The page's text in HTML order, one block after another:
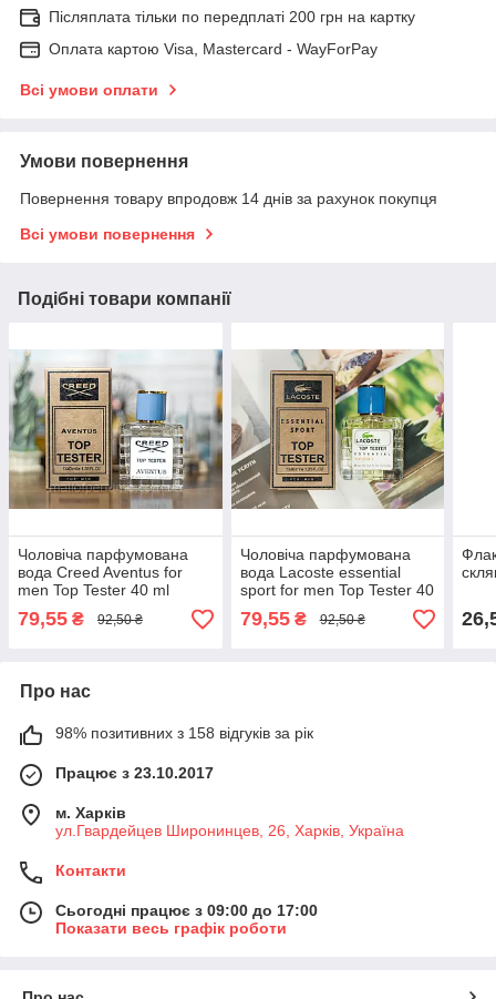
Післяплата тільки по передплаті 200 грн на картку
Оплата картою Visa, Mastercard - WayForPay
Всі умови оплати
Умови повернення
Повернення товару впродовж 14 днів за рахунок покупця
Всі умови повернення
Подібні товари компанії
Чоловіча парфумована
вода Creed Aventus for
men Top Tester 40 ml
79,55 ₴ 92,50 ₴
Чоловіча парфумована
вода Lacoste essential
sport for men Top Tester 40
ml
79,55₴ 92,50 ₴
Про нас
98% позитивних з 158 відгуків за рік
Працює з 23.10.2017
м. Харків
ул.Гвардейцев Широнинцев, 26, Харків, Україна
Контакти
Сьогодні працює з 09:00 до 17:00
Показати весь графік роботи